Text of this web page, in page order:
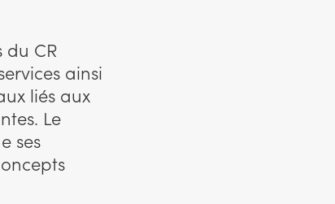
du CR
ainsi
liés aux
Le
ses